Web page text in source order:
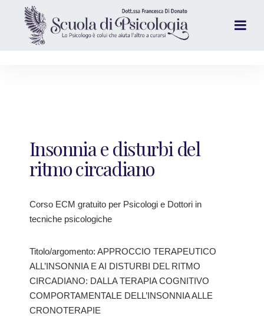
Insonnia e disturbi del
ritmo circadiano
Corso ECM gratuito per Psicologi e Dottori in
tecniche psicologiche
Titolo/argomento: APPROCCIO TERAPEUTICO
ALL’INSONNIA E AI DISTURBI DEL RITMO
CIRCADIANO: DALLA TERAPIA COGNITIVO
COMPORTAMENTALE DELL’INSONNIA ALLE
CRONOTERAPIE